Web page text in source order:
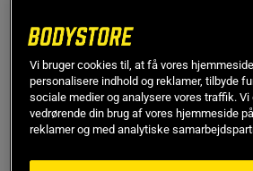
SKU #A252024-16| EAN
Elektrolytpulver er et kosttilskud fra
mineraler og elektrolytter såsom
kalium. I pulverform, som er let at
drikke.
Læs mere
Vi bruger cookies til, at få vores
personalisere indhold og reklamer, tilbyde
sociale medier og analysere vores traffik.
vedrørende din brug af vores hjemmeside
reklamer og med analytiske